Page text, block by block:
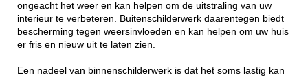
ongeacht het weer en kan helpen om de uitstraling van uw
interieur te verbeteren. Buitenschilderwerk daarentegen biedt
bescherming tegen weersinvloeden en kan helpen om uw huis
er fris en nieuw uit te laten zien.
Een nadeel van binnenschilderwerk is dat het soms lastig kan